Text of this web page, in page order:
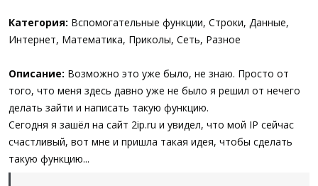
Категория: Вспомогательные функции, Строки, Данные,
Интернет, Математика, Приколы, Сеть, Разное
Описание: Возможно это уже было, не знаю. Просто от
того, что меня здесь давно уже не было я решил от нечего
делать зайти и написать такую функцию.
Сегодня я зашёл на сайт 2ip.ru и увидел, что мой IP сейчас
счастливый, вот мне и пришла такая идея, чтобы сделать
такую функцию...